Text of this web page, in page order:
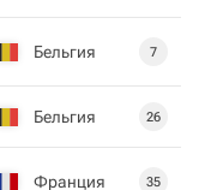
Бельгия 7
Бельгия 26
Франция 35